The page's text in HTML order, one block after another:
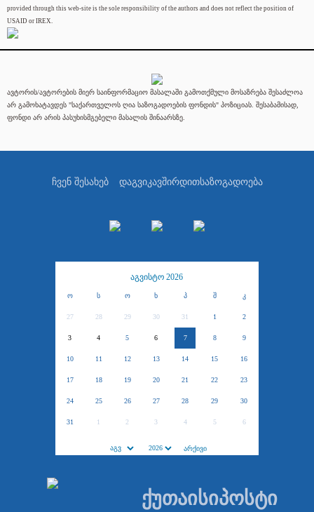
provided through this web-site is the sole responsibility of the authors and does not reflect the position of
USAID or IREX.
ავტორის/ავტორების მიერ საინფორმაციო მასალაში გამოთქმული მოსაზრება შესაძლოა
არ გამოხატავდეს "საქართველოს ღია საზოგადოების ფონდის" პოზიციას. შესაბამისად,
ფონდი არ არის პასუხისმგებელი მასალის შინაარსზე.
ჩვენ შესახებ დაგვიკავშირდითსაზოგადოება
აგვისტო 2026
ო ს ო ხ პ შ კ
27 28 29 30 31 1 2
3 4 5 6 7 8 9
10 11 12 13 14 15 16
17 18 19 20 21 22 23
24 25 26 27 28 29 30
31 1 2 3 4 5 6
ქუთაისიპოსტი